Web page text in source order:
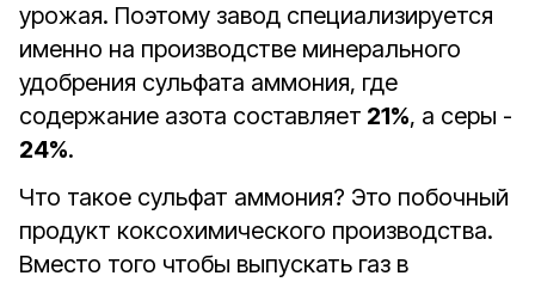
урожая. Поэтому завод специализируется
именно на производстве минерального
удобрения сульфата аммония, где
содержание азота составляет 21%, а серы -
24%.
Что такое сульфат аммония? Это побочный
продукт коксохимического производства.
Вместо того чтобы выпускать газ в